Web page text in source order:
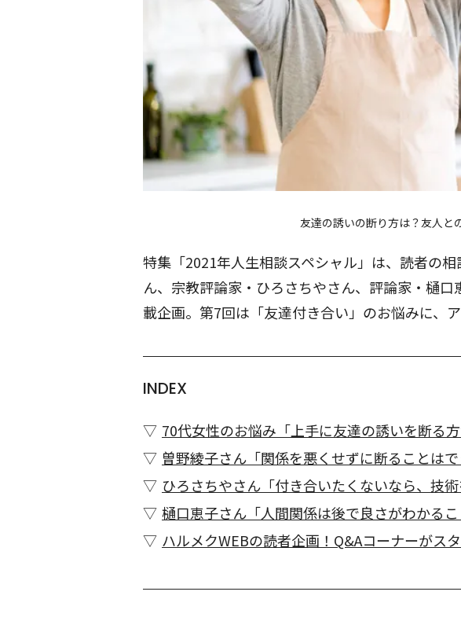
友達の誘いの断り方は？友人と
特集「2021年人生相談スペシャル」は、読者の
ん、宗教評論家・ひろさちやさん、評論家・樋
載企画。第7回は「友達付き合い」のお悩みに、
INDEX
70代女性のお悩み「上手に友達の誘いを断る方
曽野綾子さん「関係を悪くせずに断ることはで
ひろさちやさん「付き合いたくないなら、技術
樋口恵子さん「人間関係は後で良さがわかるこ
ハルメクWEBの読者企画！Q&Aコーナーがス